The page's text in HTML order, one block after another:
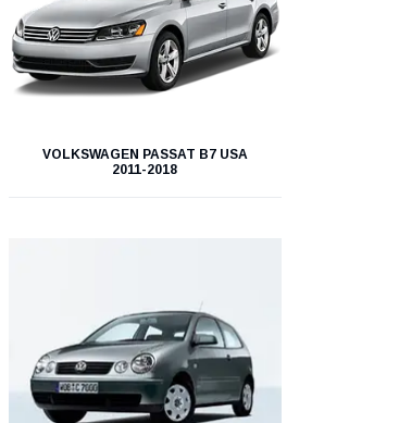
VOLKSWAGEN PASSAT B7 USA
2011-2018